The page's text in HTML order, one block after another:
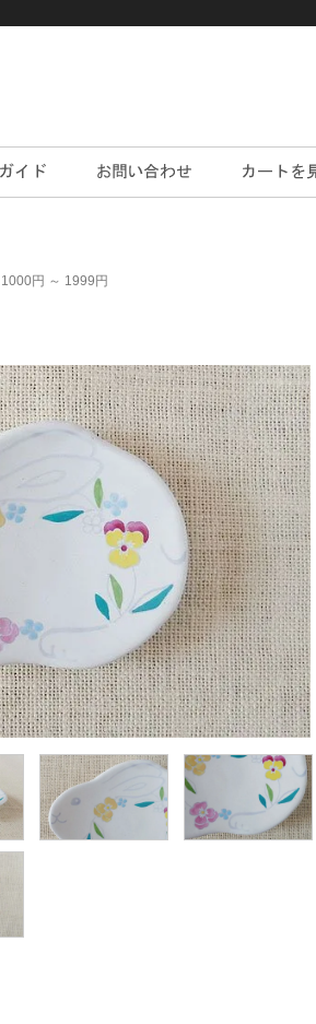
1000円 ～ 1999円